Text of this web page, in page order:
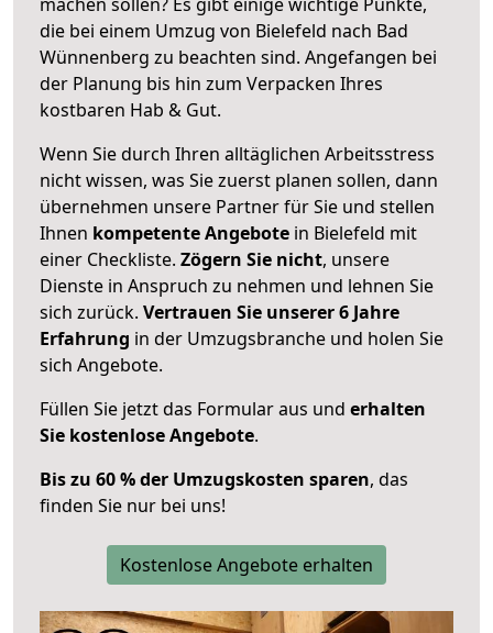
die bei einem Umzug von Bielefeld nach Bad
Wünnenberg zu beachten sind. Angefangen bei
der Planung bis hin zum Verpacken Ihres
kostbaren Hab & Gut.
Wenn Sie durch Ihren alltäglichen Arbeitsstress
nicht wissen, was Sie zuerst planen sollen, dann
übernehmen unsere Partner für Sie und stellen
Ihnen kompetente Angebote in Bielefeld mit
einer Checkliste. Zögern Sie nicht, unsere
Dienste in Anspruch zu nehmen und lehnen Sie
sich zurück. Vertrauen Sie unserer 6 Jahre
Erfahrung in der Umzugsbranche und holen Sie
sich Angebote.
Füllen Sie jetzt das Formular aus und erhalten
Sie kostenlose Angebote.
Bis zu 60 % der Umzugskosten sparen, das
finden Sie nur bei uns!
Kostenlose Angebote erhalten